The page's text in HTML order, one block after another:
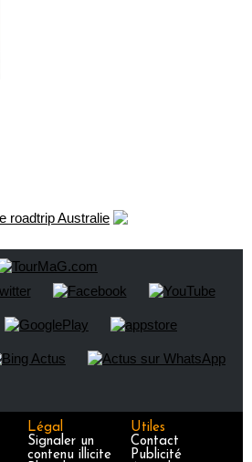
Légal
Signaler un
contenu illicite
Utiles
Contact
Publicité